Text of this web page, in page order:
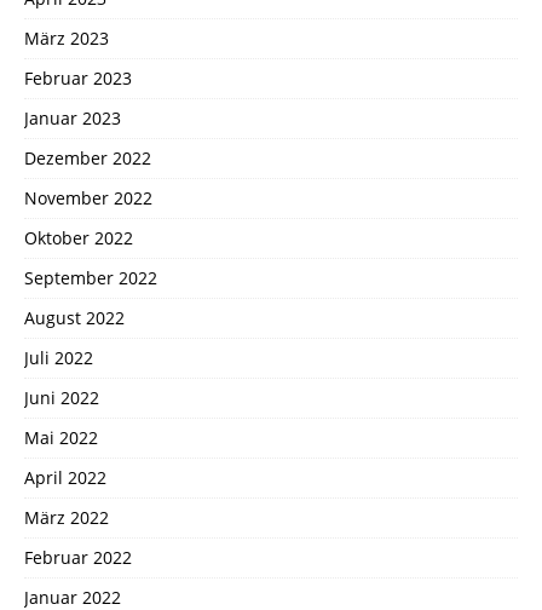
März 2023
Februar 2023
Januar 2023
Dezember 2022
November 2022
Oktober 2022
September 2022
August 2022
Juli 2022
Juni 2022
Mai 2022
April 2022
März 2022
Februar 2022
Januar 2022